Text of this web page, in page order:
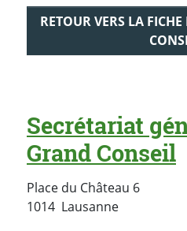
RETOUR VERS LA
Secrétariat
Grand Conseil
Place du Château 6
1014 LausanneSuisse